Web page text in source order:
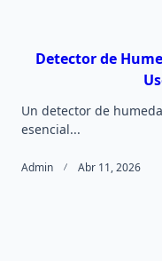
Detector de
Un detector de
esencial...
Admin Abr 11, 2026